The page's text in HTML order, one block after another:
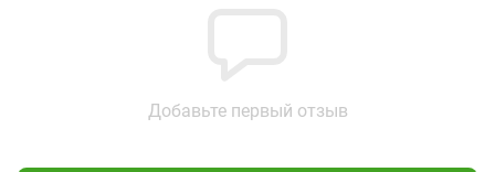
Добавьте первый отзыв